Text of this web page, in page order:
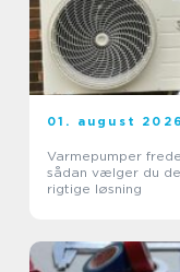
01. august 2026
Varmepumper
sådan vælger du
rigtige løsning